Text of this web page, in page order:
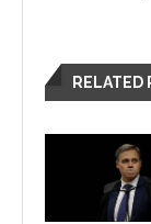
RELATED